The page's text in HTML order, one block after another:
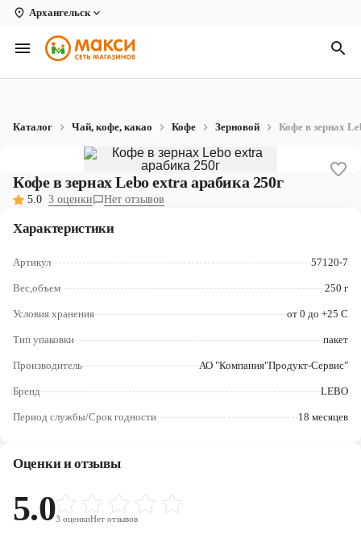
Архангельск
Вологда
Архангельск
Кирово-Чепецк
Коряжма
Котлас
Новодвинск
Северодвинск
Череповец
Ярославль
Каталог Чай, кофе, какао Кофе Зерновой Кофе в зернах
Кофе в зернах Lebo extra арабика 250г
5.0 3 оценки Нет отзывов
Характеристики
Артикул 57120-7
Вес,объем 250 г
Условия хранения от 0 до +25 С
Тип упаковки пакет
Производитель АО "Компания"Продукт-Сервис"
Бренд LEBO
Период службы/Срок годности 18 месяцев
Оценки и отзывы
5.03 оценкиНет отзывов